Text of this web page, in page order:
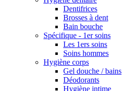
Dentifrices
Brosses à dent
Bain bouche
Spécifique - 1er soins
Les 1ers soins
Soins hommes
Hygiène corps
Gel douche / bains
Déodorants
Hygiène intime